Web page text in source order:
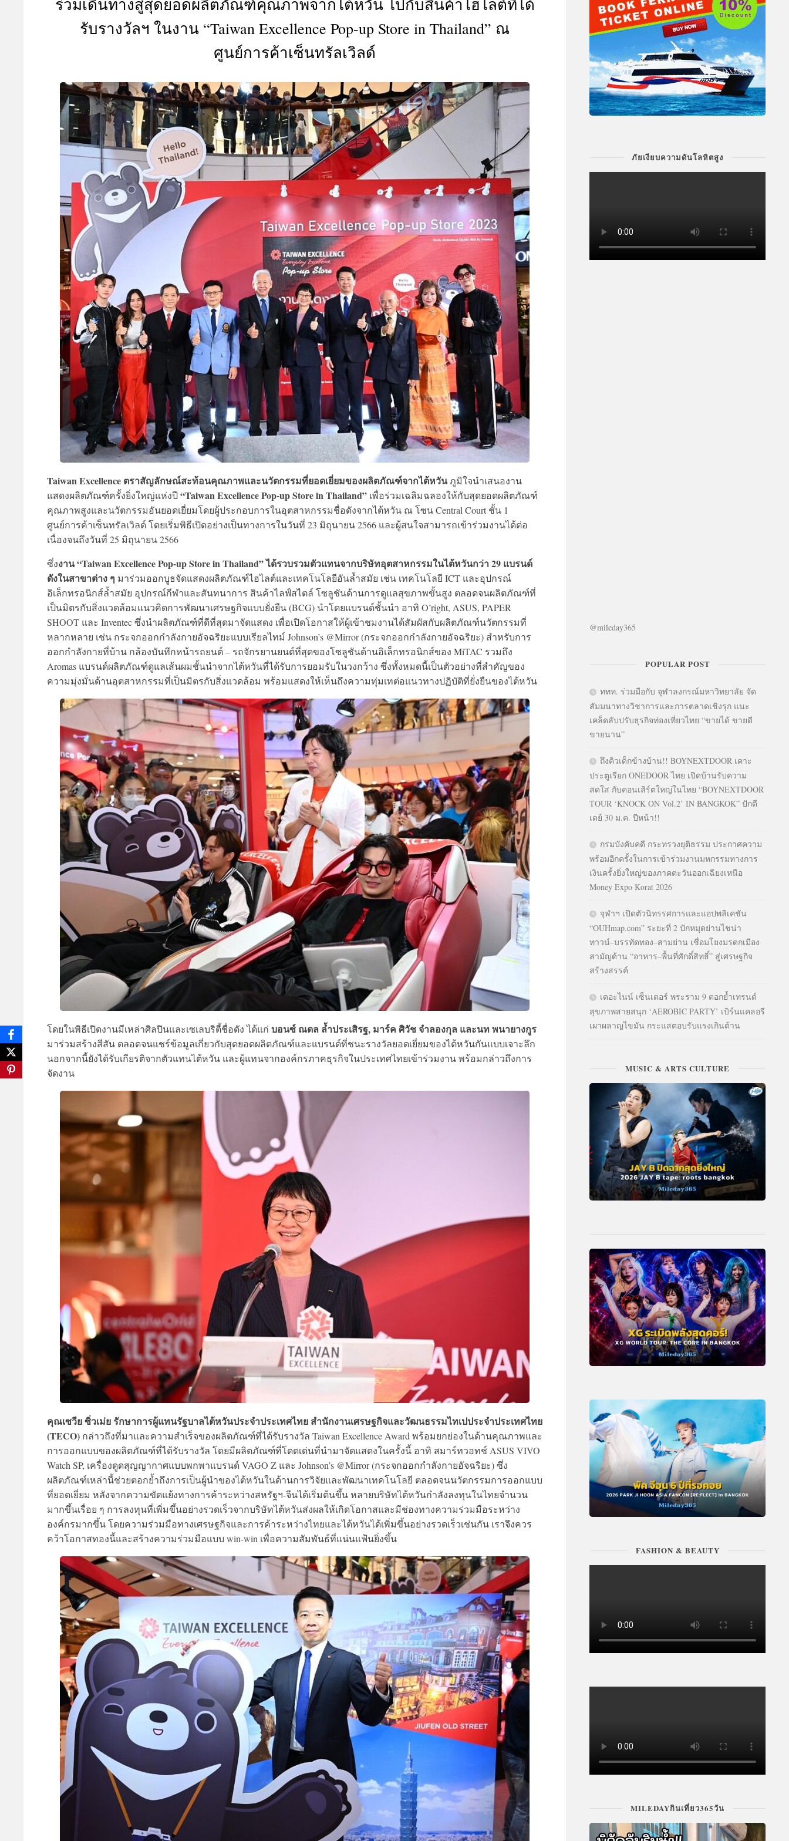
&
EVENT
ร่วมเดินทางสู่สุดยอดผลิตภัณฑ์คุณภาพจากไต้หวัน ไปกับสินค้าไฮไลต์ที่ได้
รับรางวัลฯ ในงาน “Taiwan Excellence Pop-up Store in Thailand” ณ
ศูนย์การค้าเซ็นทรัลเวิลด์
Taiwan Excellence ตราสัญลักษณ์สะท้อนคุณภาพและนวัตกรรมที่ยอดเยี่ยมของผลิตภัณฑ์จากไต้หวันภูมิใจนำเสนองาน
แสดงผลิตภัณฑ์ครั้งยิ่งใหญ่แห่งปี“Taiwan Excellence Pop-up Store in Thailand” เพื่อร่วมเฉลิมฉลองให้กับสุดยอดผลิตภัณฑ์
คุณภาพสูงและนวัตกรรมอันยอดเยี่ยมโดยผู้ประกอบการในอุตสาหกรรมชื่อดังจากไต้หวัน ณ โซน Central Court ชั้น 1
ศูนย์การค้าเซ็นทรัลเวิลด์ โดยเริ่มพิธีเปิดอย่างเป็นทางการในวันที่ 23 มิถุนายน 2566 และผู้สนใจสามารถเข้าร่วมงานได้ต่อ
เนื่องจนถึงวันที่ 25 มิถุนายน 2566
ซึ่งงาน “Taiwan Excellence Pop-up Store in Thailand” ได้รวบรวมตัวแทนจากบริษัทอุตสาหกรรมในไต้หวันกว่า 29 แบรนด์
ดังในสาขาต่าง ๆ มาร่วมออกบูธจัดแสดงผลิตภัณฑ์ไฮไลต์และเทคโนโลยีอันล้ำสมัย เช่น เทคโนโลยี ICT และอุปกรณ์
อิเล็กทรอนิกส์ล้ำสมัย อุปกรณ์กีฬาและสันทนาการ สินค้าไลฟ์สไตล์ โซลูชันด้านการดูแลสุขภาพขั้นสูง ตลอดจนผลิตภัณฑ์ที่
เป็นมิตรกับสิ่งแวดล้อมแนวคิดการพัฒนาเศรษฐกิจแบบยั่งยืน (BCG) นำโดยแบรนด์ชั้นนำ อาทิ O’right, ASUS, PAPER
SHOOT และ Inventec ซึ่งนำผลิตภัณฑ์ที่ดีที่สุดมาจัดแสดง เพื่อเปิดโอกาสให้ผู้เข้าชมงานได้สัมผัสกับผลิตภัณฑ์นวัตกรรมที่
หลากหลาย เช่น กระจกออกกำลังกายอัจฉริยะแบบเรียลไทม์ Johnson’s @Mirror (กระจกออกกำลังกายอัจฉริยะ) สำหรับการ
ออกกำลังกายที่บ้าน กล้องบันทึกหน้ารถยนต์ – รถจักรยานยนต์ที่สุดของโซลูชันด้านอิเล็กทรอนิกส์ของ MiTAC รวมถึง
Aromas แบรนด์ผลิตภัณฑ์ดูแลเส้นผมชั้นนำจากไต้หวันที่ได้รับการยอมรับในวงกว้าง ซึ่งทั้งหมดนี้เป็นตัวอย่างที่สำคัญของ
ความมุ่งมั่นด้านอุตสาหกรรมที่เป็นมิตรกับสิ่งแวดล้อม พร้อมแสดงให้เห็นถึงความทุ่มเทต่อแนวทางปฏิบัติที่ยั่งยืนของไต้หวัน
โดยในพิธีเปิดงานมีเหล่าศิลปินและเซเลบริตี้ชื่อดัง ได้แก่ บอนซ์ ณดล ล้ำประเสิรฐ, มาร์ค ศิวัช จำลองกุล และนท พนายางกูร
มาร่วมสร้างสีสัน ตลอดจนแชร์ข้อมูลเกี่ยวกับสุดยอดผลิตภัณฑ์และแบรนด์ที่ชนะรางวัลยอดเยี่ยมของไต้หวันกันแบบเจาะลึก
นอกจากนี้ยังได้รับเกียรติจากตัวแทนไต้หวัน และผู้แทนจากองค์กรภาคธุรกิจในประเทศไทยเข้าร่วมงาน พร้อมกล่าวถึงการ
จัดงาน
คุณเซวีย ซิ่วเม่ย รักษาการผู้แทนรัฐบาลไต้หวันประจำประเทศไทย สำนักงานเศรษฐกิจและวัฒนธรรมไทเปประจำประเทศไทย
(TECO) กล่าวถึงที่มาและความสำเร็จของผลิตภัณฑ์ที่ได้รับรางวัล Taiwan Excellence Award พร้อมยกย่องในด้านคุณภาพและ
การออกแบบของผลิตภัณฑ์ที่ได้รับรางวัล โดยมีผลิตภัณฑ์ที่โดดเด่นที่นำมาจัดแสดงในครั้งนี้ อาทิ สมาร์ทวอทช์ ASUS VIVO
Watch SP, เครื่องดูดสุญญากาศแบบพกพาแบรนด์ VAGO Z และ Johnson’s @Mirror (กระจกออกกำลังกายอัจฉริยะ) ซึ่ง
ผลิตภัณฑ์เหล่านี้ช่วยตอกย้ำถึงการเป็นผู้นำของไต้หวันในด้านการวิจัยและพัฒนาเทคโนโลยี ตลอดจนนวัตกรรมการออกแบบ
ที่ยอดเยี่ยม หลังจากความขัดแย้งทางการค้าระหว่างสหรัฐฯ-จีนได้เริ่มต้นขึ้น หลายบริษัทไต้หวันกำลังลงทุนในไทยจำนวน
มากขึ้นเรื่อย ๆ การลงทุนที่เพิ่มขึ้นอย่างรวดเร็วจากบริษัทไต้หวันส่งผลให้เกิดโอกาสและมีช่องทางความร่วมมือระหว่าง
องค์กรมากขึ้น โดยความร่วมมือทางเศรษฐกิจและการค้าระหว่างไทยและไต้หวันได้เพิ่มขึ้นอย่างรวดเร็วเช่นกัน เราจึงควร
คว้าโอกาสทองนี้และสร้างความร่วมมือแบบ win-win เพื่อความสัมพันธ์ที่แน่นแฟ้นยิ่งขึ้น
ภัยเงียบความดันโลหิตสูง
@mileday365
POPULAR POST
ททท. ร่วมมือกับ จุฬาลงกรณ์มหาวิทยาลัย จัด
สัมมนาทางวิชาการและการตลาดเชิงรุก แนะ
เคล็ดลับปรับธุรกิจท่องเที่ยวไทย “ขายได้ ขายดี
ขายนาน”
ถึงคิวเด็กข้างบ้าน!! BOYNEXTDOOR เคาะ
ประตูเรียก ONEDOOR ไทย เปิดบ้านรับความ
สดใส กับคอนเสิร์ตใหญ่ในไทย “BOYNEXTDOOR
TOUR ‘KNOCK ON Vol.2’ IN BANGKOK” ปักดี
เดย์ 30 ม.ค. ปีหน้า!!
กรมบังคับคดี กระทรวงยุติธรรม ประกาศความ
พร้อมอีกครั้งในการเข้าร่วมงานมหกรรมทางการ
เงินครั้งยิ่งใหญ่ของภาคตะวันออกเฉียงเหนือ
Money Expo Korat 2026
จุฬาฯ เปิดตัวนิทรรศการและแอปพลิเคชัน
“OUHmap.com” ระยะที่ 2 ปักหมุดย่านไชน่า
ทาวน์–บรรทัดทอง–สามย่าน เชื่อมโยงมรดกเมือง
สามัญด้าน “อาหาร–พื้นที่ศักดิ์สิทธิ์” สู่เศรษฐกิจ
สร้างสรรค์
เดอะไนน์ เซ็นเตอร์ พระราม 9 ตอกย้ำเทรนด์
สุขภาพสายสนุก ‘AEROBIC PARTY’ เบิร์นแคลอรี
เผาผลาญไขมัน กระแสตอบรับแรงเกินต้าน
MUSIC & ARTS CULTURE
FASHION & BEAUTY
MILEDAYกินเที่ยว365วัน